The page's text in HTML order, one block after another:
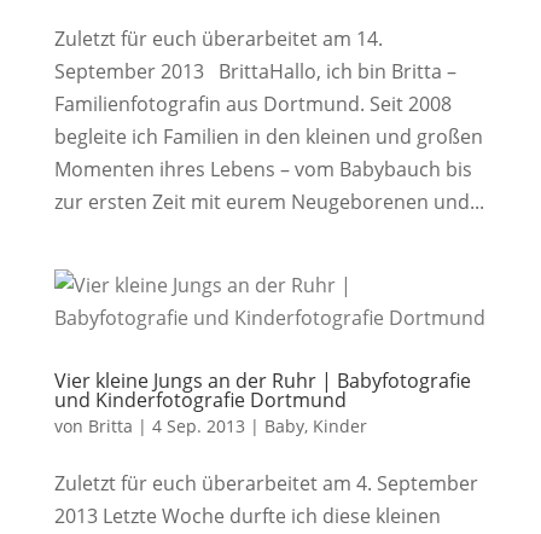
Zuletzt für euch überarbeitet am 14.
September 2013 BrittaHallo, ich bin Britta –
Familienfotografin aus Dortmund. Seit 2008
begleite ich Familien in den kleinen und großen
Momenten ihres Lebens – vom Babybauch bis
zur ersten Zeit mit eurem Neugeborenen und...
Vier kleine Jungs an der Ruhr | Babyfotografie
und Kinderfotografie Dortmund
von Britta | 4 Sep. 2013 | Baby, Kinder
Zuletzt für euch überarbeitet am 4. September
2013 Letzte Woche durfte ich diese kleinen